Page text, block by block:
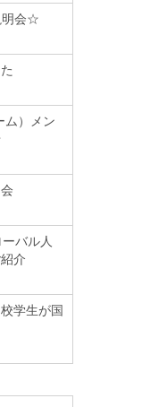
明会☆
ム）メン
バル人
介
学生が国